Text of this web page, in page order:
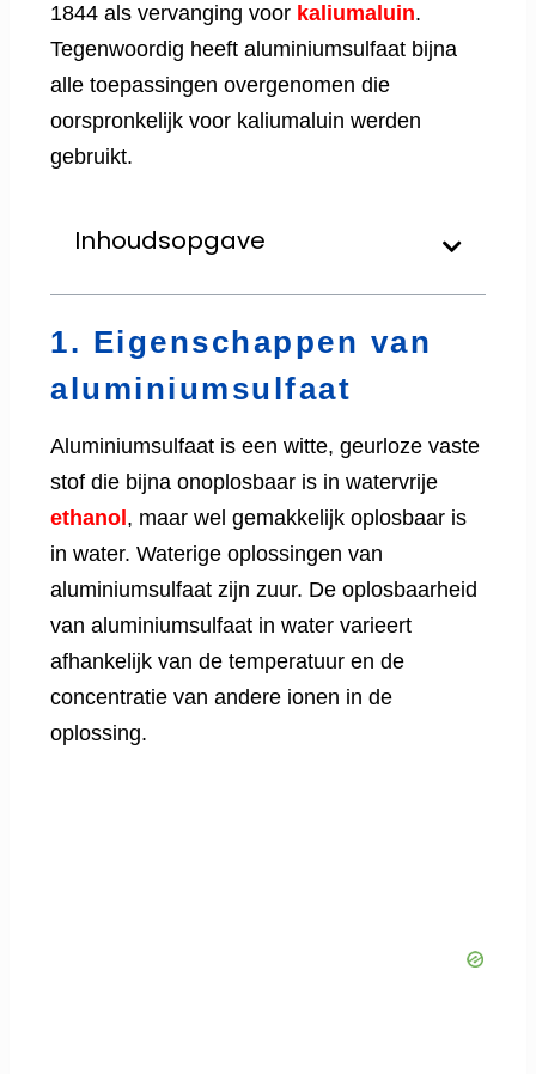
1844 als vervanging voor kaliumaluin.
Tegenwoordig heeft aluminiumsulfaat bijna
alle toepassingen overgenomen die
oorspronkelijk voor kaliumaluin werden
gebruikt.
Inhoudsopgave
1. Eigenschappen van
aluminiumsulfaat
Aluminiumsulfaat is een witte, geurloze vaste
stof die bijna onoplosbaar is in watervrije
ethanol , maar wel gemakkelijk oplosbaar is
in water. Waterige oplossingen van
aluminiumsulfaat zijn zuur. De oplosbaarheid
van aluminiumsulfaat in water varieert
afhankelijk van de temperatuur en de
concentratie van andere ionen in de
oplossing.